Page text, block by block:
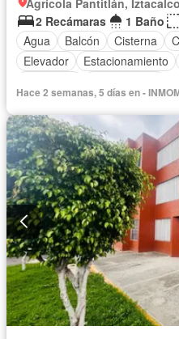
2 Recámaras
1 Baño
Agua
Balcón Cisterna
Elevador
Estacionamiento
Hace 2 semanas, 5 días en -